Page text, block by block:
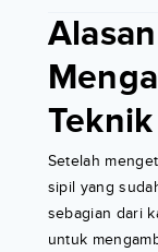
Setelah
sipil yang
sebagian dari
untuk